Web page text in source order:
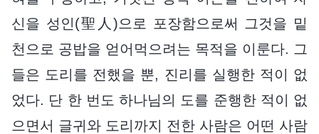
신을 성인(聖人)으로 포장함으로써 그것을 밑
천으로 공밥을 얻어먹으려는 목적을 이룬다. 그
들은 도리를 전했을 뿐, 진리를 실행한 적이 없
었다. 단 한 번도 하나님의 도를 준행한 적이 없
으면서 글귀와 도리까지 전한 사람은 어떤 사람